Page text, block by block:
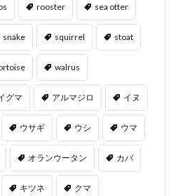
rooster sea otter
snake squirrel stoat
walrus
グマ アルマジロ イヌ
ウサギ ウシ ウマ
オランウータン カバ
キツネ クマ